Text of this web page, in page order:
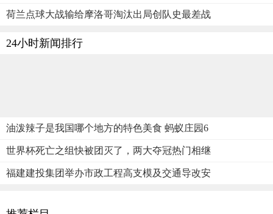
荷兰点球大战输给摩洛哥淘汰出局创队史最差战
24小时新闻排行
油泼辣子是我国哪个地方的特色美食 蚂蚁庄园6
世界杯死亡之组快被团灭了，两大夺冠热门相继
福建建投集团举办市政工程高支模及交通导改安